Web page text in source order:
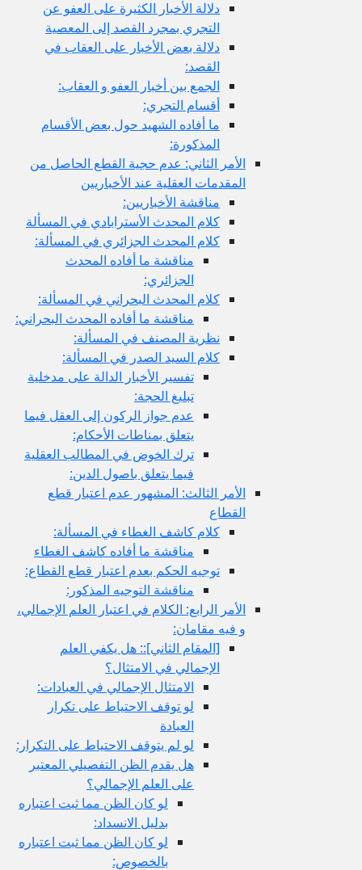
دلالة الأخبار الكثيرة على العفو عن
التجري بمجرد القصد إلى المعصية
دلالة بعض الأخبار على العقاب في
الجمع بين أخبار العفو و العقاب:
أقسام التجري:
ما أفاده الشهيد حول بعض الأقسام
الأمر الثاني: عدم حجية القطع الحاصل من
المقدمات العقلية عند الأخباريين
مناقشة الأخباريين:
كلام المحدث الأسترابادي في المسألة
كلام المحدث الجزائري في المسألة:
مناقشة ما أفاده المحدث
كلام المحدث البحراني في المسألة:
مناقشة ما أفاده المحدث البحراني:
نظرية المصنف في المسألة:
كلام السيد الصدر في المسألة:
تفسير الأخبار الدالة على مدخلية
عدم جواز الركون إلى العقل فيما
يتعلق بمناطات الأحكام:
ترك الخوض في المطالب العقلية
فيما يتعلق باصول الدين:
الأمر الثالث: المشهور عدم اعتبار قطع
كلام كاشف الغطاء في المسألة:
مناقشة ما أفاده كاشف الغطاء
توجيه الحكم بعدم اعتبار قطع القطاع:
مناقشة التوجيه المذكور:
الأمر الرابع: الكلام في اعتبار العلم الإجمالي،
[المقام الثاني‏]:: هل يكفي العلم
الإجمالي في الامتثال؟
الامتثال الإجمالي في العبادات:
لو توقف الاحتياط على تكرار
لو لم يتوقف الاحتياط على التكرار:
هل يقدم الظن التفصيلي المعتبر
على العلم الإجمالي؟
لو كان الظن مما ثبت اعتباره
لو كان الظن مما ثبت اعتباره